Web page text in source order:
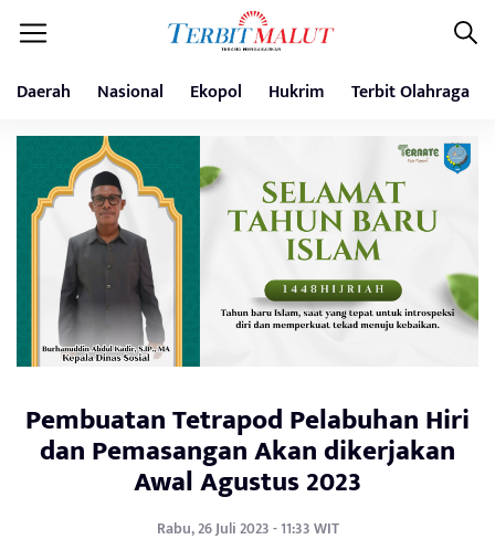
Daerah Nasional Ekopol Hukrim Terbit Olahraga
Pembuatan Tetrapod Pelabuhan Hiri
dan Pemasangan Akan dikerjakan
Awal Agustus 2023
Rabu, 26 Juli 2023 - 11:33 WIT